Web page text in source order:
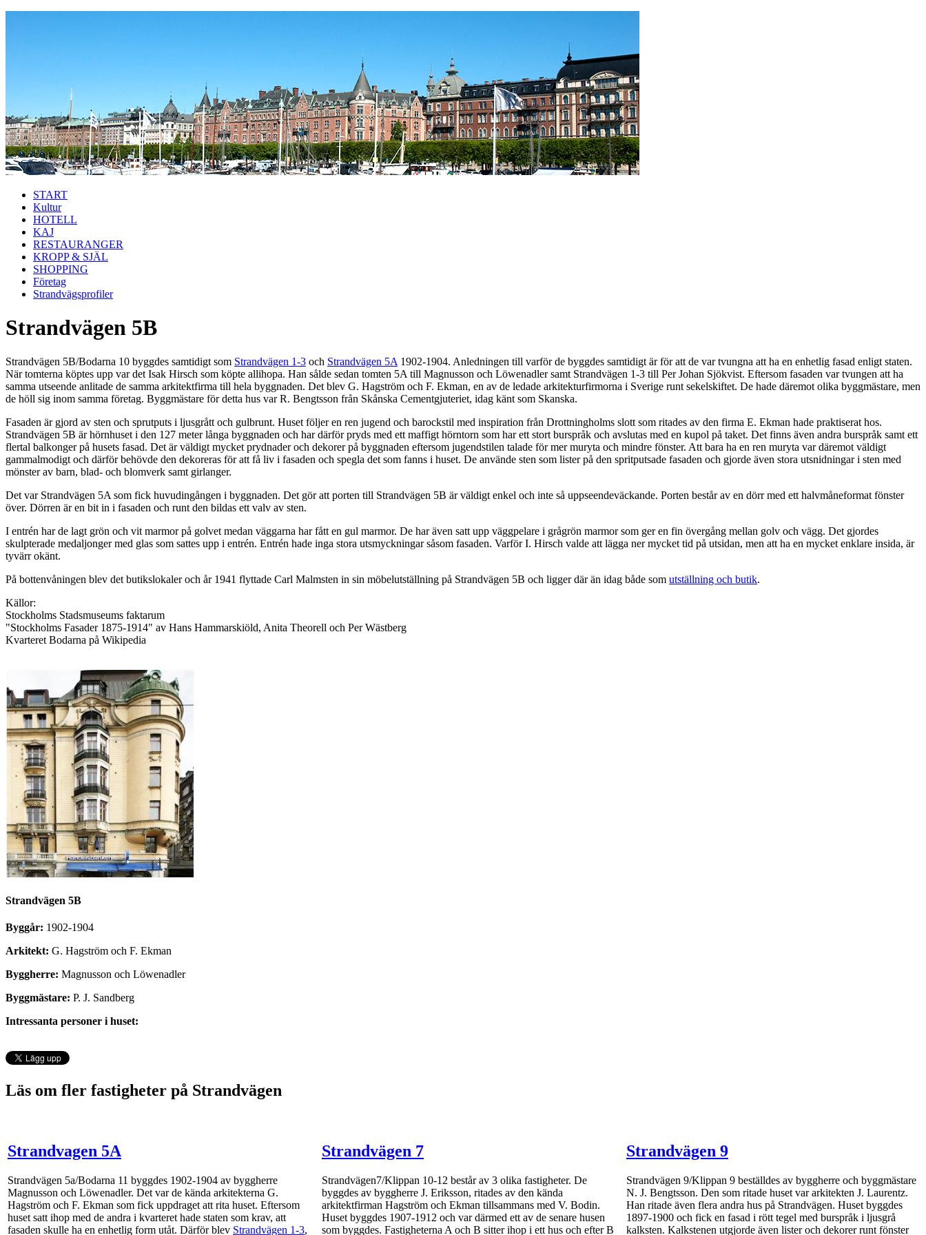
START
Kultur
HOTELL
KAJ
RESTAURANGER
KROPP & SJÄL
SHOPPING
Företag
Strandvägsprofiler
Strandvägen 5B
Strandvägen 5B/Bodarna 10 byggdes samtidigt som Strandvägen 1-3 och Strandvägen 5A 1902-1904. Anledningen till varför de byggdes samtidigt är för att de var tvungna att ha en enhetlig fasad enligt staten.
När tomterna köptes upp var det Isak Hirsch som köpte allihopa. Han sålde sedan tomten 5A till Magnusson och Löwenadler samt Strandvägen 1-3 till Per Johan Sjökvist. Eftersom fasaden var tvungen att ha
samma utseende anlitade de samma arkitektfirma till hela byggnaden. Det blev G. Hagström och F. Ekman, en av de ledade arkitekturfirmorna i Sverige runt sekelskiftet. De hade däremot olika byggmästare, men
de höll sig inom samma företag. Byggmästare för detta hus var R. Bengtsson från Skånska Cementgjuteriet, idag känt som Skanska.
Fasaden är gjord av sten och sprutputs i ljusgrått och gulbrunt. Huset följer en ren jugend och barockstil med inspiration från Drottningholms slott som ritades av den firma E. Ekman hade praktiserat hos.
Strandvägen 5B är hörnhuset i den 127 meter långa byggnaden och har därför pryds med ett maffigt hörntorn som har ett stort burspråk och avslutas med en kupol på taket. Det finns även andra burspråk samt ett
flertal balkonger på husets fasad. Det är väldigt mycket prydnader och dekorer på byggnaden eftersom jugendstilen talade för mer muryta och mindre fönster. Att bara ha en ren muryta var däremot väldigt
gammalmodigt och därför behövde den dekoreras för att få liv i fasaden och spegla det som fanns i huset. De använde sten som lister på den spritputsade fasaden och gjorde även stora utsnidningar i sten med
mönster av barn, blad- och blomverk samt girlanger.
Det var Strandvägen 5A som fick huvudingången i byggnaden. Det gör att porten till Strandvägen 5B är väldigt enkel och inte så uppseendeväckande. Porten består av en dörr med ett halvmåneformat fönster
över. Dörren är en bit in i fasaden och runt den bildas ett valv av sten.
I entrén har de lagt grön och vit marmor på golvet medan väggarna har fått en gul marmor. De har även satt upp väggpelare i grågrön marmor som ger en fin övergång mellan golv och vägg. Det gjordes
skulpterade medaljonger med glas som sattes upp i entrén. Entrén hade inga stora utsmyckningar såsom fasaden. Varför I. Hirsch valde att lägga ner mycket tid på utsidan, men att ha en mycket enklare insida, är
tyvärr okänt.
På bottenvåningen blev det butikslokaler och år 1941 flyttade Carl Malmsten in sin möbelutställning på Strandvägen 5B och ligger där än idag både som utställning och butik.
Källor:
Stockholms Stadsmuseums faktarum
"Stockholms Fasader 1875-1914" av Hans Hammarskiöld, Anita Theorell och Per Wästberg
Kvarteret Bodarna på Wikipedia
Strandvägen 5B
Byggår: 1902-1904
Arkitekt: G. Hagström och F. Ekman
Byggherre: Magnusson och Löwenadler
Byggmästare: P. J. Sandberg
Intressanta personer i huset:
Läs om fler fastigheter på Strandvägen
Strandvagen 5A
Strandvägen 5a/Bodarna 11 byggdes 1902-1904 av byggherre
Magnusson och Löwenadler. Det var de kända arkitekterna G.
Hagström och F. Ekman som fick uppdraget att rita huset. Eftersom
huset satt ihop med de andra i kvarteret hade staten som krav, att
fasaden skulle ha en enhetlig form utåt. Därför blev Strandvägen 1-3,
Strandvägen 7
Strandvägen7/Klippan 10-12 består av 3 olika fastigheter. De
byggdes av byggherre J. Eriksson, ritades av den kända
arkitektfirman Hagström och Ekman tillsammans med V. Bodin.
Huset byggdes 1907-1912 och var därmed ett av de senare husen
som byggdes. Fastigheterna A och B sitter ihop i ett hus och efter B
Strandvägen 9
Strandvägen 9/Klippan 9 beställdes av byggherre och byggmästare
N. J. Bengtsson. Den som ritade huset var arkitekten J. Laurentz.
Han ritade även flera andra hus på Strandvägen. Huset byggdes
1897-1900 och fick en fasad i rött tegel med burspråk i ljusgrå
kalksten. Kalkstenen utgjorde även lister och dekorer runt fönster